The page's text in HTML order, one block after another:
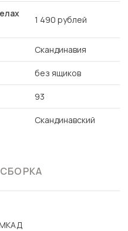
1 490 рублей
Скандинавия
без ящиков
93
Скандинавский
СБОРКА
МКАД